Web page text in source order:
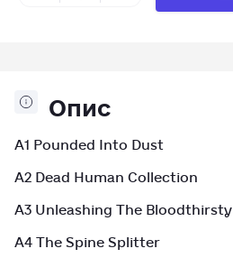
Опис
A1 Pounded Into Dust
A2 Dead Human Collection
A3 Unleashing The Bloodthirsty
A4 The Spine Splitter